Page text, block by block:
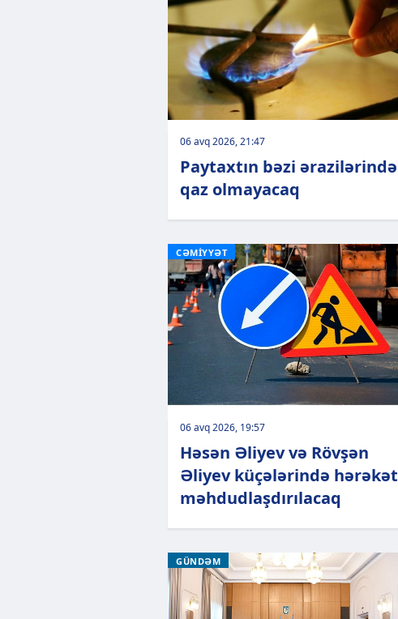
06 avq 2026, 21:47
Paytaxtın bəzi ərazilərində
qaz olmayacaq
CƏMİYYƏT
06 avq 2026, 19:57
Həsən Əliyev və Rövşən
Əliyev küçələrində hərəkət
məhdudlaşdırılacaq
GÜNDƏM